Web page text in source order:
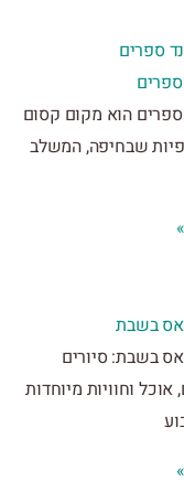
הוא מקום קסום
שבחיפה, המשלב
סיורים
וחוויות מיוחדות